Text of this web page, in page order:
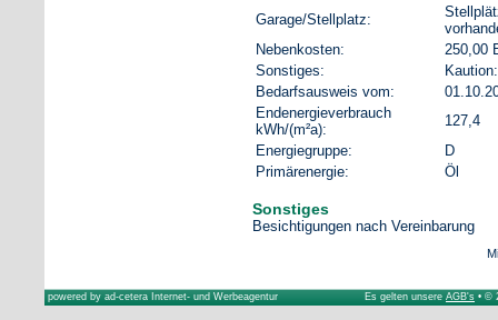
Garage/Stellplatz:
Nebenkosten:
250,00
Sonstiges:
Bedarfsausweis vom:
Endenergieverbrauch
kWh/(m²a):
127,4
Energiegruppe:
D
Primärenergie:
Öl
Sonstiges
Besichtigungen nach Vereinbarung
powered by ad-cetera Internet- und Werbeagentur Es gelten unsere AGB's • ©